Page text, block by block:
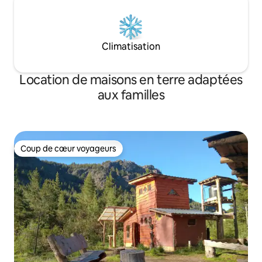
Climatisation
Location de maisons en terre adaptées
aux familles
Coup de cœur voyageurs
Coup de cœur voyageurs